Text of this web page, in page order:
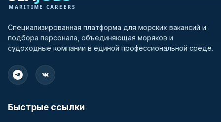
Специализированная платформа для морских вакансий и
подбора персонала, объединяющая моряков и
судоходные компании в единой профессиональной среде.
Быстрые ссылки